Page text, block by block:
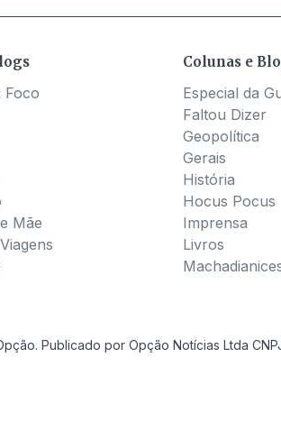
Foco
Mãe
Colunas e
Especial da
Faltou Dizer
Geopolítica
Gerais
História
Hocus Pocus
Imprensa
Livros
Publicado por Opção Notícias Ltda